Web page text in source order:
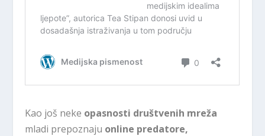
Kao još neke opasnosti društvenih mreža
mladi prepoznaju online predatore,